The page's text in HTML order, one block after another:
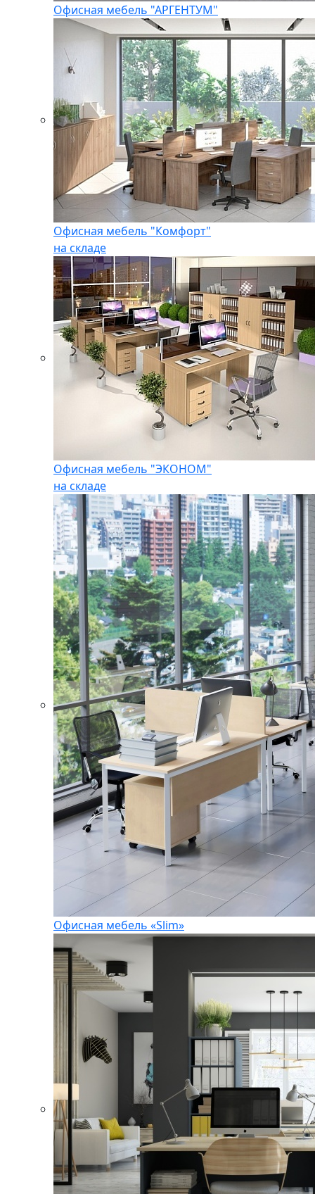
Офисная мебель "АРГЕНТУМ"
Офисная мебель "Комфорт"
на складе
Офисная мебель "ЭКОНОМ"
на складе
Офисная мебель «Slim»